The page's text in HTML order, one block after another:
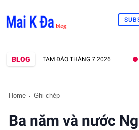
BLOG
NHÀ THỜ TAM ĐẢO THÁNG 7.2026
Home Ghi chép
Ba năm và nước